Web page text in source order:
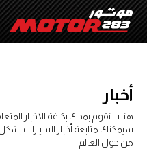
أخبار
هنا سنقوم بمدك بكافة الاخبار
سيمكنك متابعة أخبار السيارات
من حول العالم